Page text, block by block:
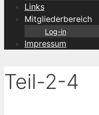
Links
Mitgliederbereich
Log-in
Impressum
Teil-2-4